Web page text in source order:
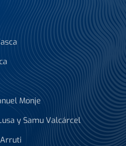
Monje
y Samu Valcárcel